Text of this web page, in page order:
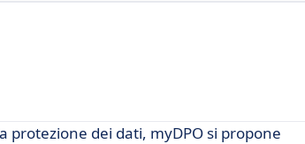
protezione dei dati, myDPO si propone